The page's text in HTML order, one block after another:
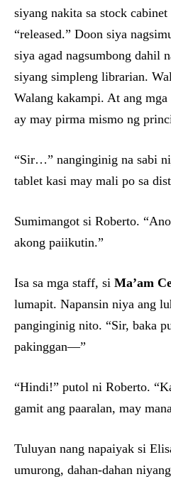
siyang nakita sa stock
“released.” Doon siya
siya agad nagsumbong dahil
siyang simpleng librarian.
Walang kakampi. At ang
ay may pirma mismo ng
“Sir…” nanginginig na sabi
tablet kasi may mali po sa
Sumimangot si Roberto.
akong paiikutin.”
Isa sa mga staff, si Ma’am
lumapit. Napansin niya ang
panginginig nito. “Sir, baka
pakinggan—”
“Hindi!” putol ni Roberto.
gamit ang paaralan, may
Tuluyan nang napaiyak si
umurong, dahan-dahan